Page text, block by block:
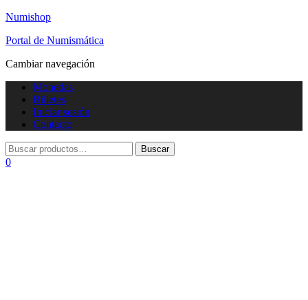
Numishop
Portal de Numismática
Cambiar navegación
Monedas
Billetes
Iniciar sesión
Contacto
0